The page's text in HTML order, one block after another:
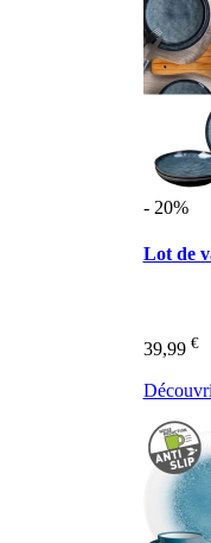
- 20%
Lot de
39,99 €